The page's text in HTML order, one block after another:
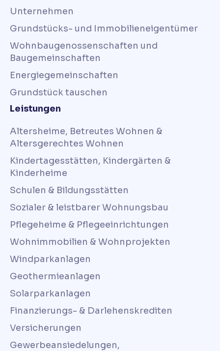
Unternehmen
Grundstücks- und Immobilieneigentümer
Wohnbaugenossenschaften und
Baugemeinschaften
Energiegemeinschaften
Grundstück tauschen
Leistungen
Altersheime, Betreutes Wohnen &
Altersgerechtes Wohnen
Kindertagesstätten, Kindergärten &
Kinderheime
Schulen & Bildungsstätten
Sozialer & leistbarer Wohnungsbau
Pflegeheime & Pflegeeinrichtungen
Wohnimmobilien & Wohnprojekten
Windparkanlagen
Geothermieanlagen
Solarparkanlagen
Finanzierungs- & Darlehenskrediten
Versicherungen
Gewerbeansiedelungen,